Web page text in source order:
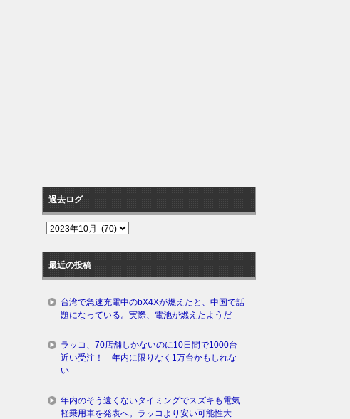
過去ログ
過
ロ
グ
最近の投稿
台湾で急速充電中のbX4Xが燃えたと、中国で話
題になっている。実際、電池が燃えたようだ
ラッコ、70店舗しかないのに10日間で1000台
近い受注！ 年内に限りなく1万台かもしれな
い
年内のそう遠くないタイミングでスズキも電気
軽乗用車を発表へ。ラッコより安い可能性大